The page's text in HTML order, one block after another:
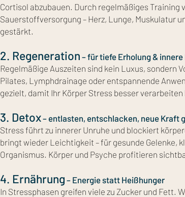
Cortisol abzubauen. Durch regelmäßiges Training
Sauerstoffversorgung – Herz, Lunge, Muskulatur
gestärkt.
2. Regeneration – für tiefe Erholung & innere
Regelmäßige Auszeiten sind kein Luxus, sondern
Pilates, Lymphdrainage oder entspannende
gezielt, damit Ihr Körper Stress besser verarbeiten
3. Detox– entlasten, entschlacken, neue Kraft
Stress führt zu innerer Unruhe und blockiert
bringt wieder Leichtigkeit – für gesunde Gelenke,
Organismus. Körper und Psyche profitieren
4. Ernährung – Energie statt Heißhunger
In Stressphasen greifen viele zu Zucker und Fett.